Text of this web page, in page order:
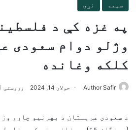
سیمه نړۍ
په غزه کې د
وژلو دوام سعودی
کلکه وغانده
Author Safir جولای 14, 2024 وروستی
د سعودی عربستان د بهرنیو چارو